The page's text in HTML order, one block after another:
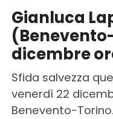
Gianluca
dicembre
Sfida salvezza
venerdì 22
Benevento-